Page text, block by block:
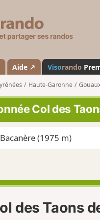
s
a
n
d
o
Aide ↗ Visorando
Haute-Garonne
Col des
des Taons